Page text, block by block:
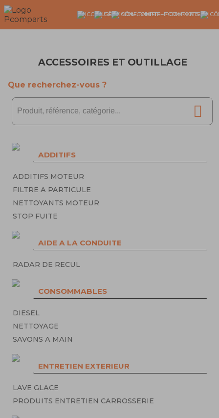
ACCESSOIRES ET OUTILLAGE
Que recherchez-vous ?
ADDITIFS
ADDITIFS MOTEUR
FILTRE A PARTICULE
NETTOYANTS MOTEUR
STOP FUITE
AIDE A LA CONDUITE
RADAR DE RECUL
CONSOMMABLES
DIESEL
NETTOYAGE
SAVONS A MAIN
ENTRETIEN EXTERIEUR
LAVE GLACE
PRODUITS ENTRETIEN CARROSSERIE